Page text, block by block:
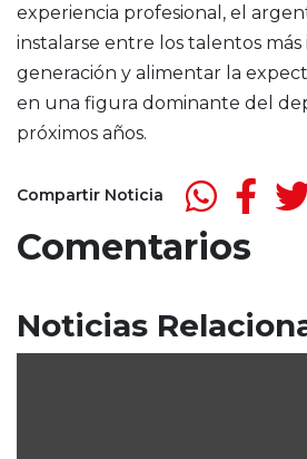
experiencia profesional, el
instalarse entre los talentos
generación y alimentar la
en una figura dominante del
próximos años.
Compartir Noticia
Comentarios
Noticias